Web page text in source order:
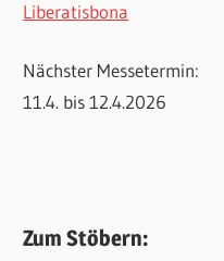
Liberatisbona
Nächster Messetermin:
11.4. bis 12.4.2026
Zum Stöbern: